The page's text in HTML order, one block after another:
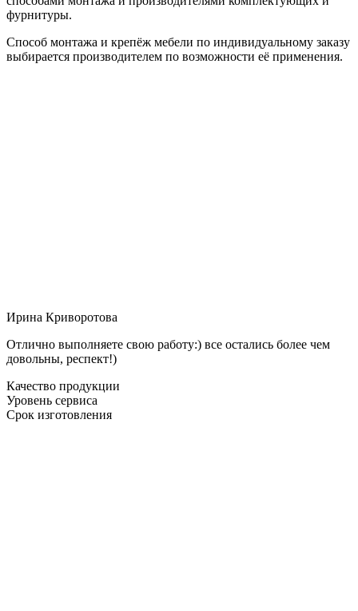
фурнитуры.
Способ монтажа и крепёж мебели по индивидуальному заказу
выбирается производителем по возможности её применения.
Ирина Криворотова
Отлично выполняете свою работу:) все остались более чем
довольны, респект!)
Качество продукции
Уровень сервиса
Срок изготовления